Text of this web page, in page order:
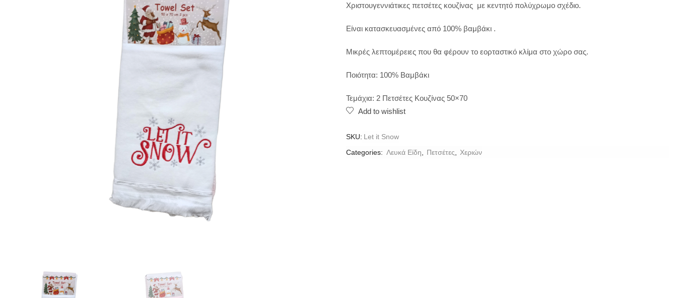
Χριστουγεννιάτικες πετσέτες κουζίνας με κεντητό πολύχρωμο σχέδιο.
Είναι κατασκευασμένες από 100% βαμβάκι .
Μικρές λεπτομέρειες που θα φέρουν το εορταστικό κλίμα στο χώρο σας.
Ποιότητα: 100% Βαμβάκι
Τεμάχια: 2 Πετσέτες Κουζίνας 50×70
Add to wishlist
SKU: Let it Snow
Categories: Λευκά Είδη Πετσέτες Χεριών